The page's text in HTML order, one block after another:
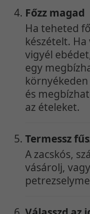
Főzz magad
Ha teheted
készételt.
vigyél
egy
és
az ételeket.
Termessz
A zacskós,
vásárolj,